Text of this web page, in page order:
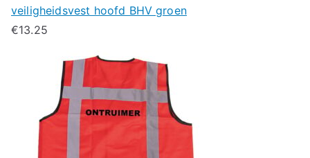
veiligheidsvest hoofd BHV groen
€13.25